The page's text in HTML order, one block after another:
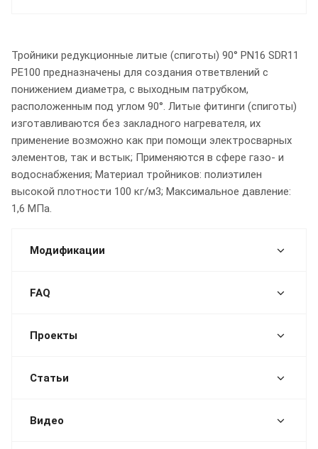
Тройники редукционные литые (спиготы) 90° PN16 SDR11
PE100 предназначены для создания ответвлений с
понижением диаметра, с выходным патрубком,
расположенным под углом 90°. Литые фитинги (спиготы)
изготавливаются без закладного нагревателя, их
применение возможно как при помощи электросварных
элементов, так и встык; Применяются в сфере газо- и
водоснабжения; Материал тройников: полиэтилен
высокой плотности 100 кг/м3; Максимальное давление:
1,6 МПа.
Модификации
FAQ
Проекты
Статьи
Видео